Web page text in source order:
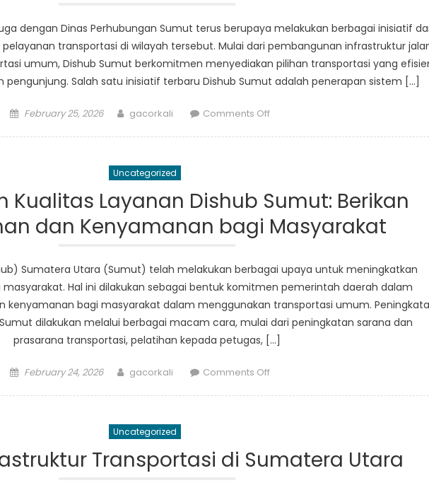
dengan Dinas Perhubungan Sumut terus berupaya melakukan berbagai inisiatif
transportasi di wilayah tersebut. Mulai dari pembangunan infrastruktur
umum, Dishub Sumut berkomitmen menyediakan pilihan transportasi yang
pengunjung. Salah satu inisiatif terbaru Dishub Sumut adalah penerapan sistem […]
Posted
February 25, 2026 Author
gacorkali Comments Offon
and
Projects
by
Informasi
Lengkap
Uncategorized
Kualitas Layanan Dishub Sumut: Berikan
dan Kenyamanan bagi Masyarakat
Sumatera Utara (Sumut) telah melakukan berbagai upaya untuk meningkatkan
Hal ini dilakukan sebagai bentuk komitmen pemerintah daerah dalam
kenyamanan bagi masyarakat dalam menggunakan transportasi umum.
dilakukan melalui berbagai macam cara, mulai dari peningkatan sarana dan
prasarana transportasi, pelatihan kepada petugas, […]
Posted
February 24, 2026 Author
gacorkali Comments Offon
Sumut:
Berikan
Uncategorized
Transportasi di Sumatera Utara